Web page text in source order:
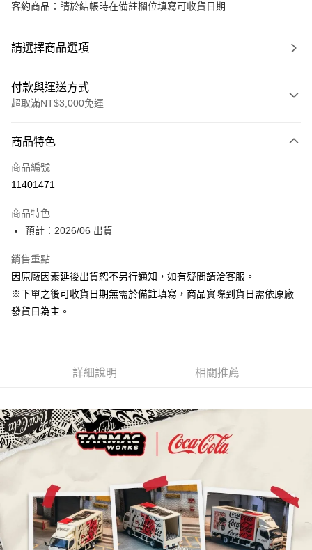
客約商品：請於結帳時在備註欄位填寫可收貨日期
請選擇商品選項
付款與運送方式
超取滿NT$3,000免運
信用卡一次付款
超商取貨付款
大哥付你分期
【大哥付你分期使用說明】
1.本服務由台灣大哥大提供，台灣大哥大用戶可立即使用無須另外申請。
流程，驗證手機門號後，選擇欲分期的期數、繳款截止日，確認付款後即完
成交易。
【繳款方式說明】
2.透過簡訊連結打開帳單後，可選擇「超商條碼／台灣大直營門市／銀行轉
帳／街口支付／iPASS MONEY」等通路繳費。
【注意事項】
用戶於交易時，得透過本服務購買商品或服務，並由商店將買賣／分期付款
買賣價金債權讓與本公司後，依約使用本公司帳單繳交帳款。
2.基於同意付款使用「大哥付你分期」之契約關係目的，商店將以您的個人
資料（包含姓名、電話或地址）提供予台灣大哥大進項蒐集、處理及利用，
由本公司與您本人進行分期帳單所需資料之確認、核對及更正。
3.完整用戶服務條款，請詳閱以下連結： https://oppay.tw/userRule
ATM付款
運送方式
預購-付款後全家取貨(舊)
預購-7-11取貨付款(舊)
每筆NT$90，滿NT$3,000(含以上)免運費
每筆NT$90，滿NT$3,000(含以上)免運費
預購-宅配(舊)
每筆NT$120，滿NT$3,000(含以上)免運費
商品特色
商品編號
11401471
商品特色
預計：2026/06 出貨
銷售重點
因原廠因素延後出貨恕不另行通知，如有疑問請洽客服。
※下單之後可收貨日期無需於備註填寫，商品實際到貨日需依原廠
發貨日為主。
詳細說明 相關推薦